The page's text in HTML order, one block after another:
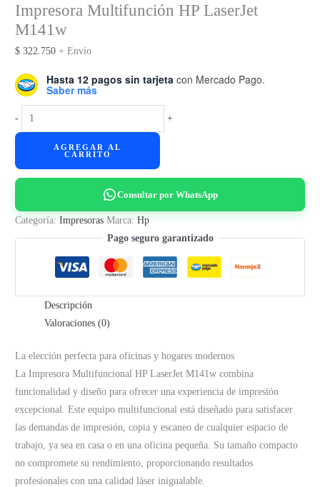
Impresora Multifunción HP LaserJet
M141w
$ 322.750 + Envío
Hasta 12 pagos sin tarjeta con Mercado Pago.
Saber más
-
Impresora
Multifunción
+
AGREGAR AL
CARRITO
Consultar por WhatsApp
Categoría:Impresoras Marca:Hp
Pago seguro garantizado
Descripción
Valoraciones (0)
La elección perfecta para oficinas y hogares modernos
La Impresora Multifuncional HP LaserJet M141w combina
funcionalidad y diseño para ofrecer una experiencia de impresión
excepcional. Este equipo multifuncional está diseñado para satisfacer
las demandas de impresión, copia y escaneo de cualquier espacio de
trabajo, ya sea en casa o en una oficina pequeña. Su tamaño compacto
no compromete su rendimiento, proporcionando resultados
profesionales con una calidad láser inigualable.